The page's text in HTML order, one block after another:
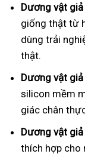
Dương vật
giống thật từ
dùng trải
thật.
Dương vật
silicon mềm
giác chân
Dương vật
thích hợp cho